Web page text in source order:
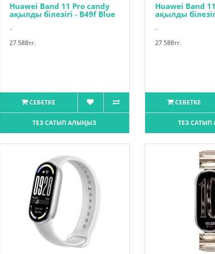
Huawei Band 11 Pro candy
ақылды білезігі - B49f Blue
..
27 588тг.
СЕБЕТКЕ
ТЕЗ САТЫП АЛЫҢЫЗ
Huawei Band
ақылды
..
27 588тг.
СЕБЕТКЕ
ТЕЗ